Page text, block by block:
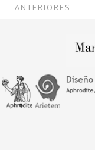
ANTERIORES